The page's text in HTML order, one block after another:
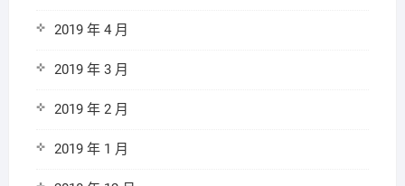
2019 年 4 月
2019 年 3 月
2019 年 2 月
2019 年 1 月